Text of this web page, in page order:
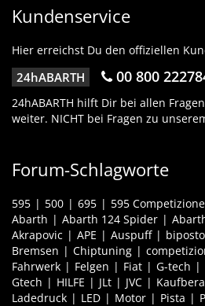
Kundenservice
Hier erreichst Du den offiziellen
24hABARTH 00 800
24hABARTH hilft Dir bei allen
weiter. NICHT bei Fragen zu
Forum-Schlagworte
595 500 695 595 Competizione
Abarth
Abarth 124 Spider
Akrapovic
APE Auspuff biposto
Bremsen
Chiptuning
Fahrwerk
Felgen Fiat G-tech
Gtech
HILFE JLt JVC
Ladedruck
LED Motor Pista